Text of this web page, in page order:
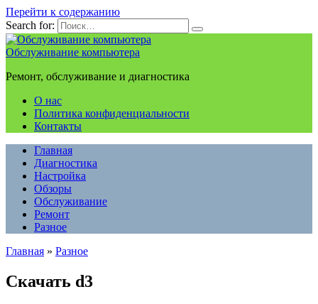
Перейти к содержанию
Search for:
Обслуживание компьютера
Ремонт, обслуживание и диагностика
О нас
Политика конфиденциальности
Контакты
Главная
Диагностика
Настройка
Обзоры
Обслуживание
Ремонт
Разное
Главная » Разное
Скачать d3